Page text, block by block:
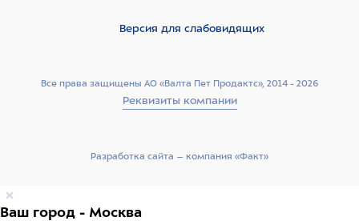
Все права защищены АО «Валта Пет Продактс», 2014 - 2026
Реквизиты компании
Версия для слабовидящих
Разработка сайта –­ компания «Факт»
Ваш город - Москва